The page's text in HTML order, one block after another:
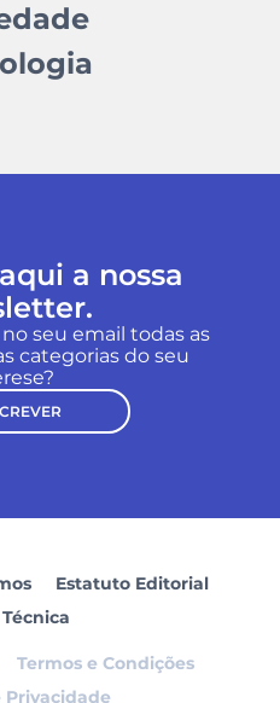
a nossa
seu email todas as
categorias do seu
Estatuto Editorial
Termos e Condições
Privacidade